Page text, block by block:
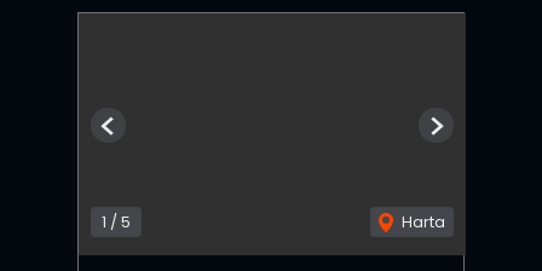
1 / 5 Harta
Previous Next